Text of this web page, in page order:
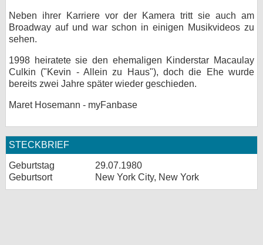
Neben ihrer Karriere vor der Kamera tritt sie auch am
Broadway auf und war schon in einigen Musikvideos zu
sehen.
1998 heiratete sie den ehemaligen Kinderstar Macaulay
Culkin ("Kevin - Allein zu Haus"), doch die Ehe wurde
bereits zwei Jahre später wieder geschieden.
Maret Hosemann - myFanbase
STECKBRIEF
Geburtstag
29.07.1980
Geburtsort
New York City, New York
myFanbase